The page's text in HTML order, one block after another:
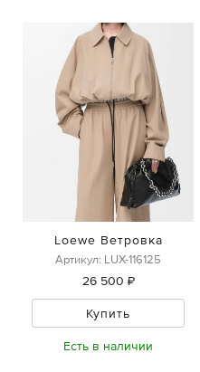
Loewe Ветровка
Артикул: LUX-116125
26 500 ₽
Купить
Есть в наличии